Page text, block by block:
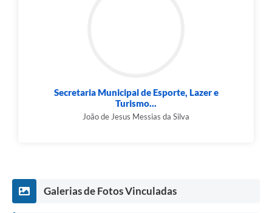
Secretaria Municipal de Esporte, Lazer e
Turismo...
João de Jesus Messias da Silva
Galerias de Fotos Vinculadas